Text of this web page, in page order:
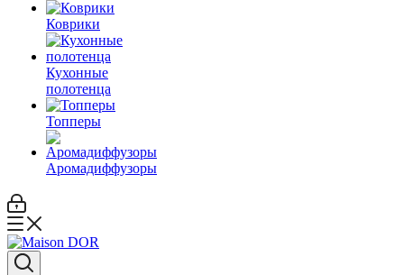
Коврики
Кухонные
полотенца
Топперы
Аромадиффузоры